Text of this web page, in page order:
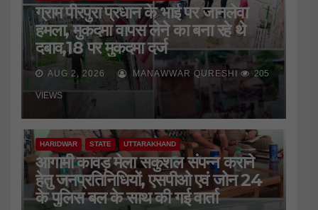
ग्राम पीरपुरा प्रधान के भाई पर जानलेवा
हमला, मुकदमा वापस लेने का बना रहे थे
दबाव,18 पर मुकदमा दर्ज
AUG 2, 2026 MANAWWAR QURESHI 205
VIEWS
HARIDWAR STATE UTTARAKHAND
आगामी कावड़ मेला सकुशल संपन्न कराने
हेतु जनप्रतिनिधियों, एसपीओ एवं जोन 24
के पुलिस बल के साथ की गई वार्ता